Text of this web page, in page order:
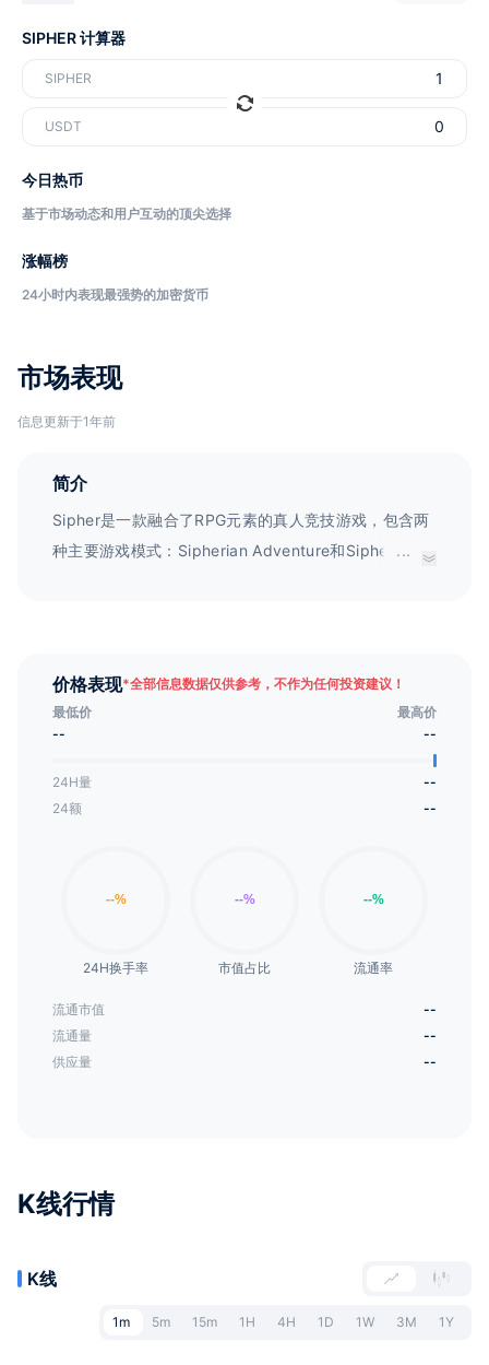
市场表现
信息更新于1年前
简介
Sipher是一款融合了RPG元素的真人竞技游戏，包含两
种主要游戏模式：Sipherian Adventure和Sipherian
可以从事许多职业和工作，如手工艺、挖矿、设计、讲
故事、导游、导游师傅、调酒师以及meme大师，并在
大型战斗中与生物和机器人作战。在Sipherian Brawl
...
价格表现*全部信息数据仅供参考，不作为任何投资建议！
最低价
最高价
--
--
24H量
--
24额
--
24H换手率 市值占比 流通率
流通市值
--
流通量
--
供应量
--
K线行情
K线
1m 5m 15m 1H 4H 1D 1W 3M 1Y
SIPHER 计算器
SIPHER
USDT
今日热币
基于市场动态和用户互动的顶尖选择
涨幅榜
24小时内表现最强势的加密货币